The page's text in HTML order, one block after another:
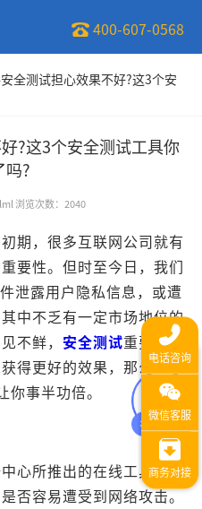
400-607-0568
全测试担心效果不好?这3个安
?这3个安全测试工具你
吗?
lml 浏览次数： 2040
，很多互联网公司就有
要性。但时至今日，我们
泄露用户隐私信息，或遭
中不乏有一定市场地位的
不鲜， 安全测试重要性不
得更好的效果，那么以下
事半功倍。
所推出的在线工具，可
否容易遭受到网络攻击。